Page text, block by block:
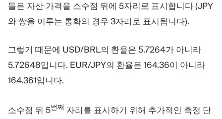
들은 자산 가격을 소수점 뒤에 5자리로 표시합니다 (JPY
와 쌍을 이루는 통화의 경우 3자리로 표시됩니다).
그렇기 때문에 USD/BRL의 환율은 5.7264가 아니라
5.72648입니다. EUR/JPY의 환율은 164.36이 아니라
164.361입니다.
소수점 뒤 5번째 자리를 표시하기 위해 추가적인 측정 단